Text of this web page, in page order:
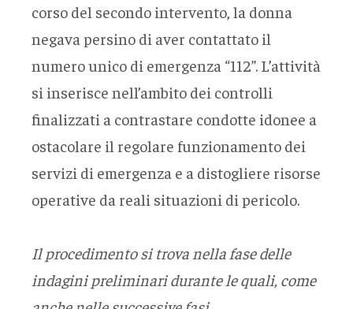
corso del secondo intervento, la donna
negava persino di aver contattato il
numero unico di emergenza “112”. L’attività
si inserisce nell’ambito dei controlli
finalizzati a contrastare condotte idonee a
ostacolare il regolare funzionamento dei
servizi di emergenza e a distogliere risorse
operative da reali situazioni di pericolo.
Il procedimento si trova nella fase delle
indagini preliminari durante le quali, come